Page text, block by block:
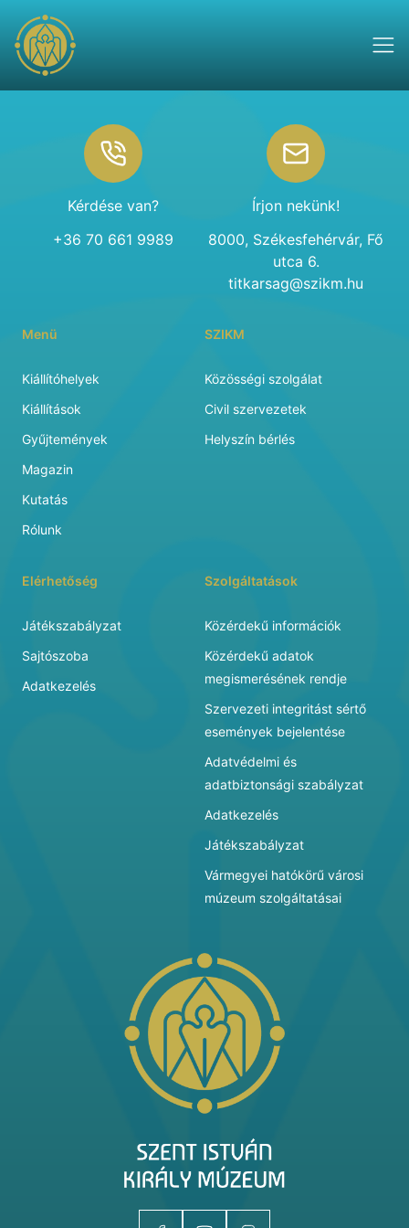
Kérdése van?
+36 70 661 9989
Írjon nekünk!
8000, Székesfehérvár, Fő
utca 6.
titkarsag@szikm.hu
Menü
Kiállítóhelyek
Kiállítások
Gyűjtemények
Magazin
Kutatás
Rólunk
SZIKM
Közösségi szolgálat
Civil szervezetek
Helyszín bérlés
Elérhetőség
Játékszabályzat
Sajtószoba
Adatkezelés
Szolgáltatások
Közérdekű információk
Közérdekű adatok
megismerésének rendje
Szervezeti integritást sértő
események bejelentése
Adatvédelmi és
adatbiztonsági szabályzat
Adatkezelés
Játékszabályzat
Vármegyei hatókörű városi
múzeum szolgáltatásai